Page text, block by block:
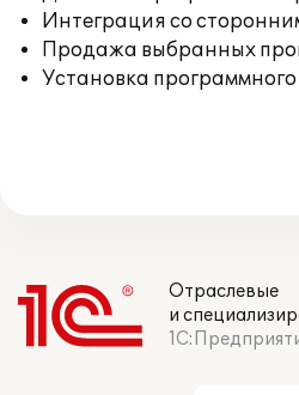
Интеграция со
Продажа выбранных
Установка
Отраслевые
и